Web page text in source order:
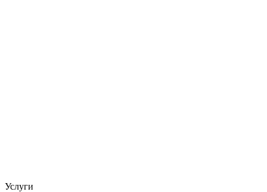
Услуги